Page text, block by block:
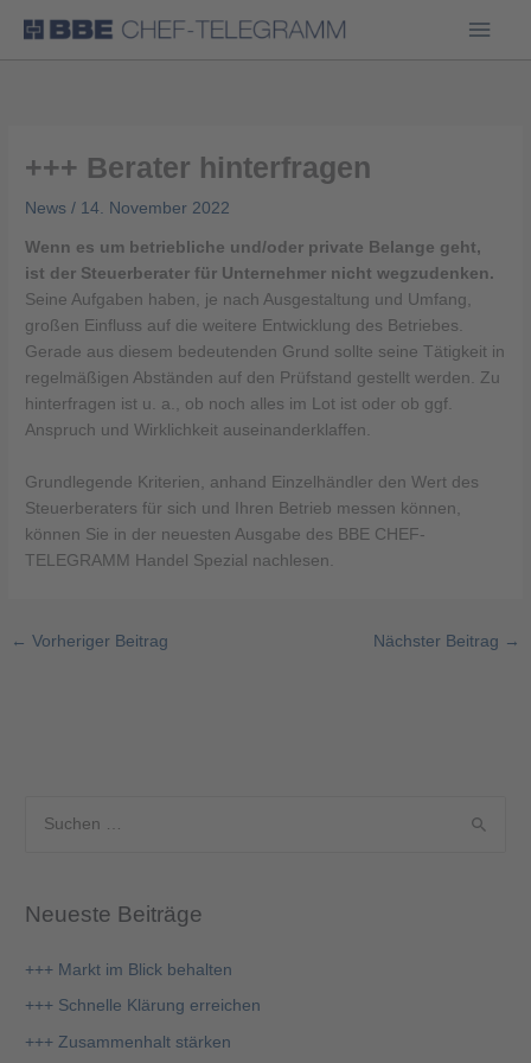
+++ Berater hinterfragen
News / 14. November 2022
Wenn es um betriebliche und/oder private Belange geht,
ist der Steuerberater für Unternehmer nicht wegzudenken.
Seine Aufgaben haben, je nach Ausgestaltung und Umfang,
großen Einfluss auf die weitere Entwicklung des Betriebes.
Gerade aus diesem bedeutenden Grund sollte seine Tätigkeit in
regelmäßigen Abständen auf den Prüfstand gestellt werden. Zu
hinterfragen ist u. a., ob noch alles im Lot ist oder ob ggf.
Anspruch und Wirklichkeit auseinanderklaffen.
Grundlegende Kriterien, anhand Einzelhändler den Wert des
Steuerberaters für sich und Ihren Betrieb messen können,
können Sie in der neuesten Ausgabe des BBE CHEF-
TELEGRAMM Handel Spezial nachlesen.
← Vorheriger Beitrag Nächster Beitrag →
hNeueste Beiträge
+++ Markt im Blick behalten
+++ Schnelle Klärung erreichen
+++ Zusammenhalt stärken